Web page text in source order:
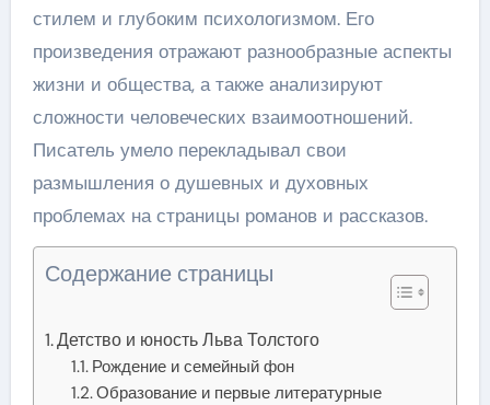
стилем и глубоким психологизмом. Его
произведения отражают разнообразные аспекты
жизни и общества, а также анализируют
сложности человеческих взаимоотношений.
Писатель умело перекладывал свои
размышления о душевных и духовных
проблемах на страницы романов и рассказов.
Содержание страницы
Детство и юность Льва Толстого
Рождение и семейный фон
Образование и первые литературные